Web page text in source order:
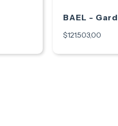
BAEL -
$121.503,00